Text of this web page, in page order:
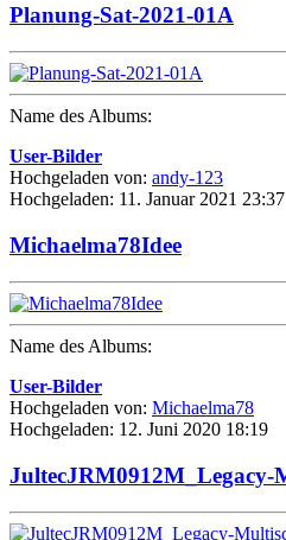
Planung-Sat-2021-01A
Name des Albums:
User-Bilder
Hochgeladen von: andy-123
Hochgeladen: 11. Januar 2021 23:37
Michaelma78Idee
Name des Albums:
User-Bilder
Hochgeladen von: Michaelma78
Hochgeladen: 12. Juni 2020 18:19